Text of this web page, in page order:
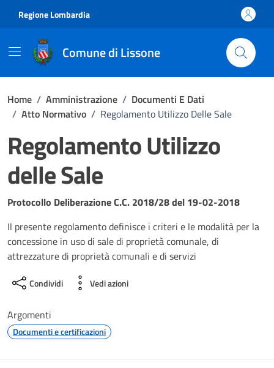
Regione Lombardia
Comune di Lissone
Home / Amministrazione / Documenti E Dati
/ Atto Normativo / Regolamento Utilizzo Delle Sale
Regolamento Utilizzo
delle Sale
Dettagli del documento
Protocollo Deliberazione C.C. 2018/28 del 19-02-2018
Il presente regolamento definisce i criteri e le modalità per la
concessione in uso di sale di proprietà comunale, di
attrezzature di proprietà comunali e di servizi
Condividi Vedi azioni
Argomenti
Documenti e certificazioni